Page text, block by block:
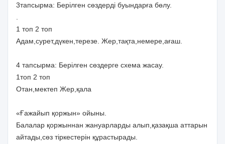
3тапсырма: Берілген сөздерді буындарға бөлу.
1 топ 2 топ
Адам,сурет,дүкен,терезе. Жер,тақта,немере,ағаш.
4 тапсырма: Берілген сөздерге схема жасау.
1топ 2 топ
Отан,мектеп Жер,қала
«Ғажайып қоржын» ойыны.
Балалар қоржыннан жануарларды алып,қазақша аттарын
айтады,сөз тіркестерін құрастырады.